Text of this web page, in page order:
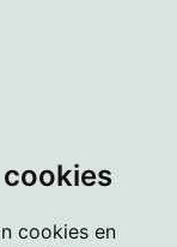
cookies en